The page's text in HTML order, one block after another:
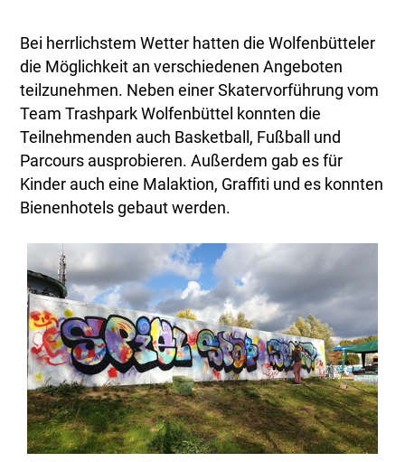
Bei herrlichstem Wetter hatten die Wolfenbütteler
die Möglichkeit an verschiedenen Angeboten
teilzunehmen. Neben einer Skatervorführung vom
Team Trashpark Wolfenbüttel konnten die
Teilnehmenden auch Basketball, Fußball und
Parcours ausprobieren. Außerdem gab es für
Kinder auch eine Malaktion, Graffiti und es konnten
Bienenhotels gebaut werden.